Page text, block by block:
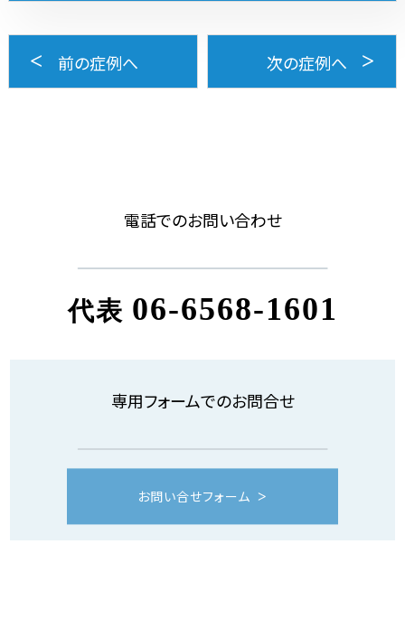
前の症例へ 次の症例へ
電話でのお問い合わせ
代表 06-6568-1601
専用フォームでのお問合せ
お問い合せフォーム